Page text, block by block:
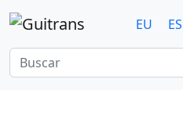
Continuar al contenido principal
EU
ES